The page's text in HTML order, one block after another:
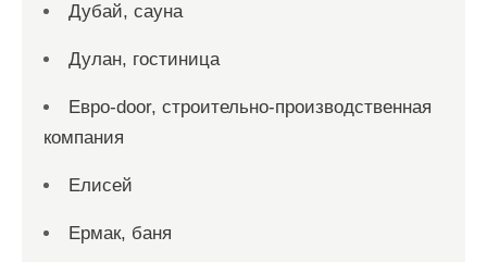
Дубай, сауна
Дулан, гостиница
Евро-door, строительно-производственная
компания
Елисей
Ермак, баня